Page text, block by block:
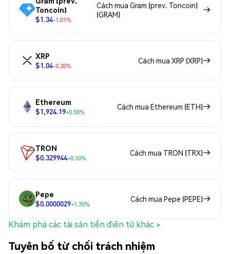
Toncoin)
$1.34-1.01%
Cách mua Gram (prev. Toncoin)
(GRAM)
XRP
$1.04-0.30%
Cách mua XRP (XRP)
Ethereum
$1,924.19+0.50%
Cách mua Ethereum (ETH)
TRON
$0.329944+0.10%
Cách mua TRON (TRX)
Pepe
$0.0000029+1.70%
Cách mua Pepe (PEPE)
Khám phá các tài sản tiền điện tử khác >
Tuyên bố từ chối trách nhiệm